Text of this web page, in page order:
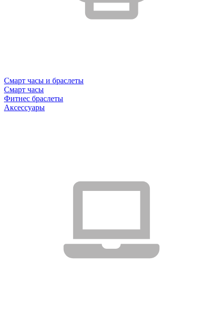
Смарт часы и браслеты
Смарт часы
Фитнес браслеты
Аксессуары